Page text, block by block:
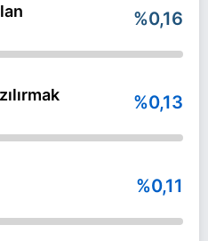
%0,16
%0,13
%0,11